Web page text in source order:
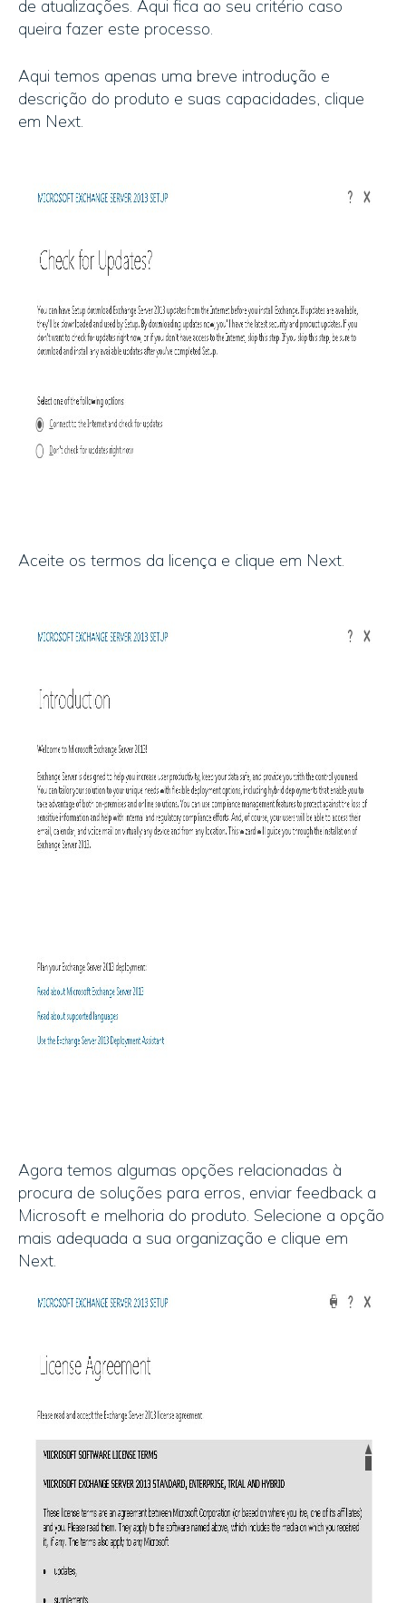
de atualizações. Aqui fica ao seu critério caso
queira fazer este processo.
Aqui temos apenas uma breve introdução e
descrição do produto e suas capacidades, clique
em Next.
Aceite os termos da licença e clique em Next.
Agora temos algumas opções relacionadas à
procura de soluções para erros, enviar feedback a
Microsoft e melhoria do produto. Selecione a opção
mais adequada a sua organização e clique em
Next.